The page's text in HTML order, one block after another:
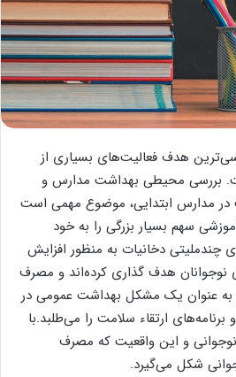
هدف فعالیت‌های بسیاری از
بررسی محیطی بهداشت مدارس و
در مدارس ابتدایی، موضوع مهمی است
سهم بسیار بزرگی را به خود
دخانیات به منظور افزایش
نوجوانان هدف گذاری کرده‌اند و مصرف
به عنوان یک مشکل بهداشت عمومی در
ارتقاء سلامت را می‌طلبد.با
و این واقعیت که مصرف
شکل می‌گیرد.